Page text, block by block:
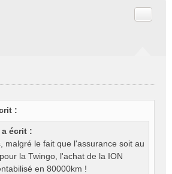
:
écrit :
malgré le fait que l'assurance soit au
la Twingo, l'achat de la ION
en 80000km !